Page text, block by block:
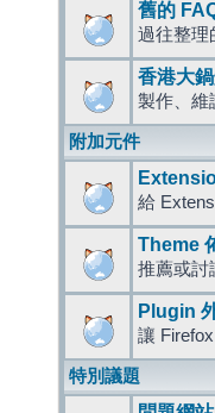
舊的
過往整理
香港大
製作、維
附加元件
給
Theme
推薦或討
Plugin
讓
特別議題